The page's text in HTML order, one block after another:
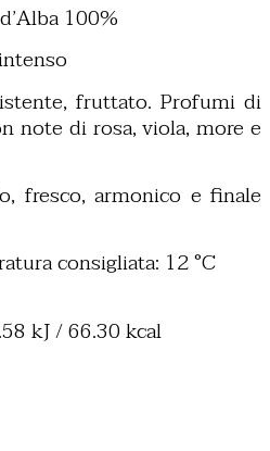
100%
fruttato. Profumi di
note di rosa, viola, more e
fresco, armonico e finale
consigliata: 12 °C
kJ / 66.30 kcal